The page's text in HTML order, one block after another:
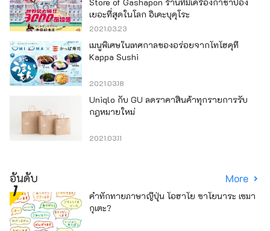
เยอะที่สุดในโลก อิเคะบุคุโระ
2021.03.23
เมนูพิเศษในเทศกาลของอร่อยจากโทโฮคุที่
Kappa Sushi
2021.03.18
Uniqlo กับ GU ลดราคาสินค้าทุกรายการรับ
กฎหมายใหม่
2021.03.11
อันดับ More
คำทักทายภาษาญี่ปุ่น โอฮาโย ซาโยนาระ เซมา
กุเตะ?